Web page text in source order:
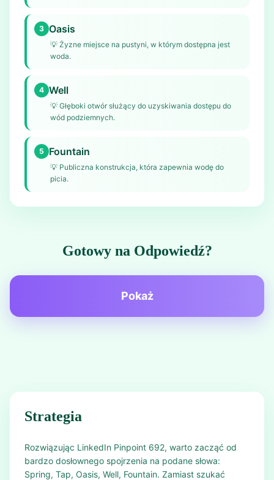
3 Oasis
💡 Żyzne miejsce na pustyni, w którym dostępna jest
woda.
4 Well
💡 Głęboki otwór służący do uzyskiwania dostępu do
wód podziemnych.
5 Fountain
💡 Publiczna konstrukcja, która zapewnia wodę do
picia.
Gotowy na Odpowiedź?
Pokaż
Strategia
Rozwiązując LinkedIn Pinpoint 692, warto zacząć od
bardzo dosłownego spojrzenia na podane słowa:
Spring, Tap, Oasis, Well, Fountain. Zamiast szukać